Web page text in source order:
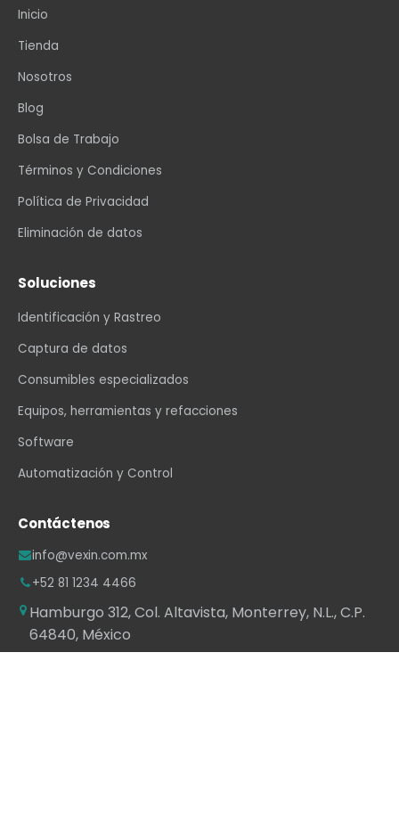
Inicio
Tienda
Nosotros
Blog
Bolsa de Trabajo
Términos y Condiciones
Política de Privacidad
Eliminación de datos
Soluciones
Identificación y Rastreo
Captura de datos
Consumibles especializados
Equipos, herramientas y refacciones
Software
Automatización y Control
Contáctenos
info@vexin.com.mx
+52 81 1234 4466
Hamburgo 312, Col. Altavista, Monterrey, N.L., C.P.
64840, México